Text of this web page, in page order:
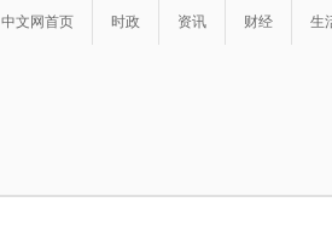
中文网首页 时政 资讯 财经 生